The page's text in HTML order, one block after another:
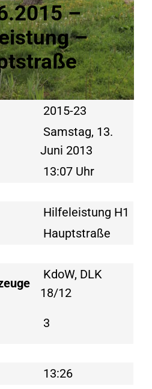
–
–
2015-23
Samstag, 13.
Juni 2013
13:07 Uhr
Hilfeleistung H1
Hauptstraße
KdoW, DLK
18/12
3
13:26